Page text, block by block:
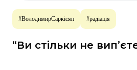
#ВолодимирСаркісян #радіація
“Ви стільки не